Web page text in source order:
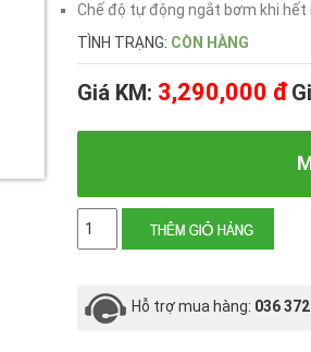
Chế độ tự động ngắt bơm khi hết
TÌNH TRẠNG: CÒN HÀNG
Giá KM: 3,290,000 đ
Số
Hỗ trợ mua hàng: 036